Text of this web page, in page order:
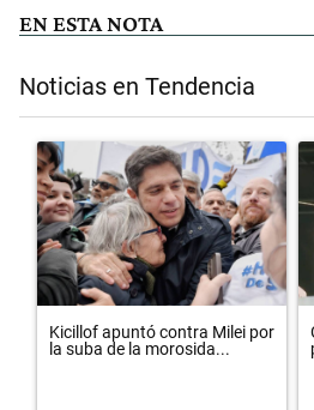
EN ESTA NOTA
Noticias en Tendencia
Un artículo de tendencia con el título
Kicillof apuntó contra Milei por
la suba de la morosida...